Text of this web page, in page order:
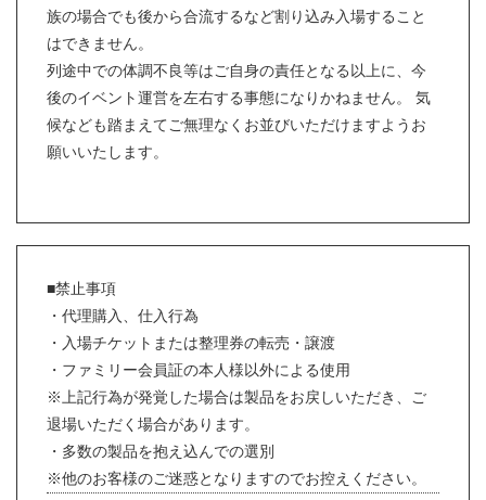
族の場合でも後から合流するなど割り込み入場すること
はできません。
列途中での体調不良等はご自身の責任となる以上に、今
後のイベント運営を左右する事態になりかねません。 気
候なども踏まえてご無理なくお並びいただけますようお
願いいたします。
■禁止事項
・代理購入、仕入行為
・入場チケットまたは整理券の転売・譲渡
・ファミリー会員証の本人様以外による使用
※上記行為が発覚した場合は製品をお戻しいただき、ご
退場いただく場合があります。
・多数の製品を抱え込んでの選別
※他のお客様のご迷惑となりますのでお控えください。